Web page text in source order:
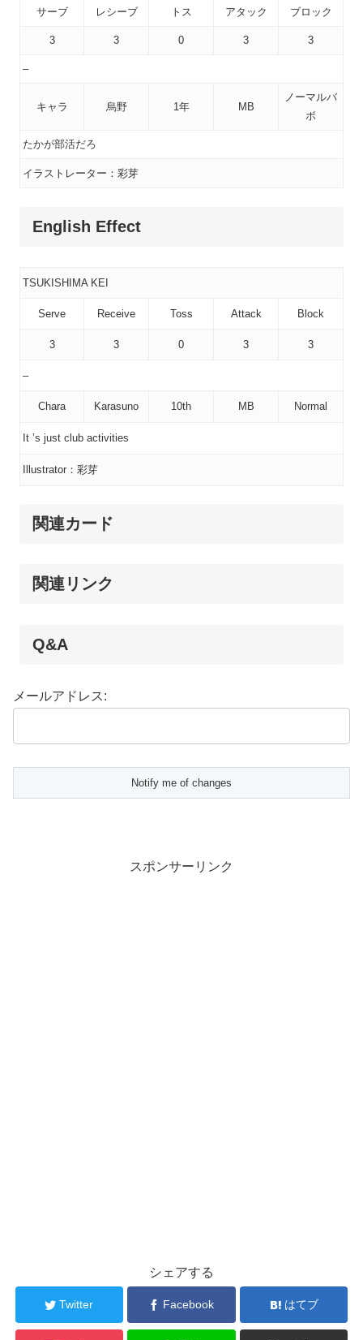
サーブ レシーブ トス アタック ブロック
3 3 0 3 3
–
キャラ 烏野 1年 MB
ノーマルバ
ボ
たかが部活だろ
イラストレーター：彩芽
English Effect
TSUKISHIMA KEI
Serve Receive Toss Attack Block
3 3 0 3 3
–
Chara Karasuno 10th MB Normal
It ’s just club activities
Illustrator：彩芽
関連カード
関連リンク
Q&A
メールアドレス:
スポンサーリンク
シェアする
Twitter Facebook はてブ